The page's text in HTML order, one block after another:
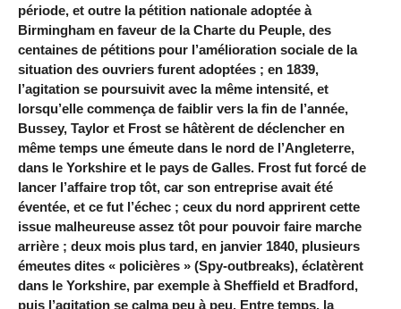
période, et outre la pétition nationale adoptée à
Birmingham en faveur de la Charte du Peuple, des
centaines de pétitions pour l’amélioration sociale de la
situation des ouvriers furent adoptées ; en 1839,
l’agitation se poursuivit avec la même intensité, et
lorsqu’elle commença de faiblir vers la fin de l’année,
Bussey, Taylor et Frost se hâtèrent de déclencher en
même temps une émeute dans le nord de l’Angleterre,
dans le Yorkshire et le pays de Galles. Frost fut forcé de
lancer l’affaire trop tôt, car son entreprise avait été
éventée, et ce fut l’échec ; ceux du nord apprirent cette
issue malheureuse assez tôt pour pouvoir faire marche
arrière ; deux mois plus tard, en janvier 1840, plusieurs
émeutes dites « policières » (Spy-outbreaks), éclatèrent
dans le Yorkshire, par exemple à Sheffield et Bradford,
puis l’agitation se calma peu à peu. Entre temps, la